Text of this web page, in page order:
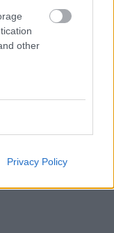
other
Privacy Policy